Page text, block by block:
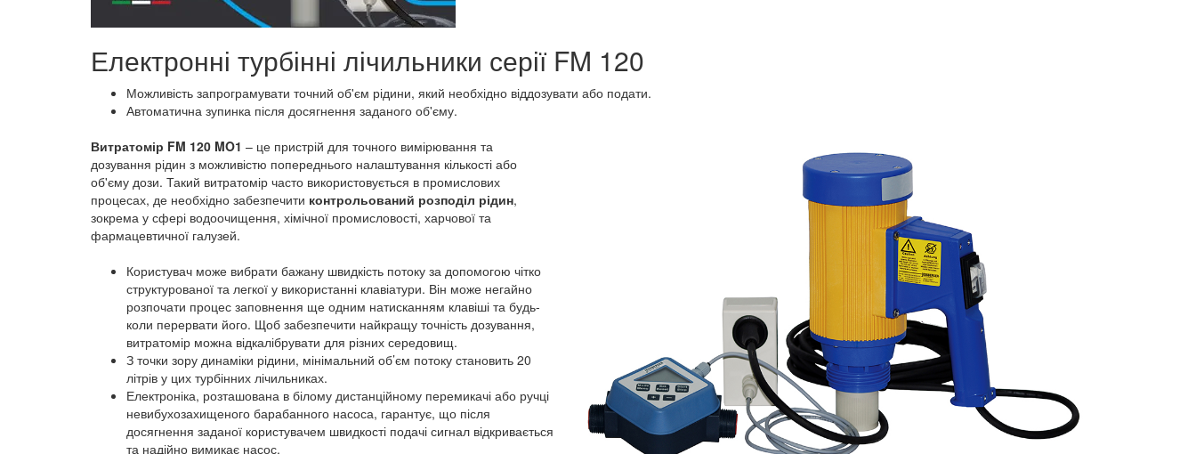
Електронні турбінні лічильники серії FM 120
Можливість запрограмувати точний об'єм рідини, який необхідно віддозувати або подати.
Автоматична зупинка після досягнення заданого об'єму.
Витратомір FM 120 MO1 – це пристрій для точного вимірювання та
дозування рідин з можливістю попереднього налаштування кількості або
об'єму дози. Такий витратомір часто використовується в промислових
процесах, де необхідно забезпечити контрольований розподіл рідин,
зокрема у сфері водоочищення, хімічної промисловості, харчової та
фармацевтичної галузей.
Користувач може вибрати бажану швидкість потоку за допомогою чітко
структурованої та легкої у використанні клавіатури. Він може негайно
розпочати процес заповнення ще одним натисканням клавіші та будь-
коли перервати його. Щоб забезпечити найкращу точність дозування,
витратомір можна відкалібрувати для різних середовищ.
З точки зору динаміки рідини, мінімальний об’єм потоку становить 20
літрів у цих турбінних лічильниках.
Електроніка, розташована в білому дистанційному перемикачі або ручці
невибухозахищеного барабанного насоса, гарантує, що після
досягнення заданої користувачем швидкості подачі сигнал відкривається
та надійно вимикає насос.